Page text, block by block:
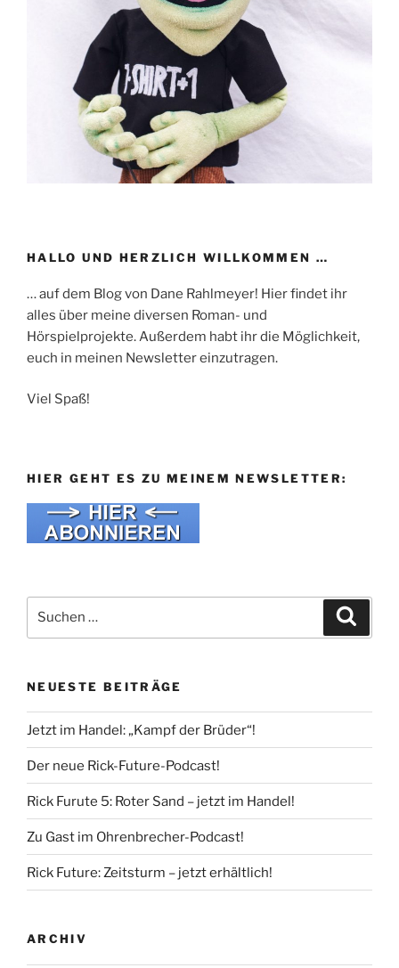
HALLO UND HERZLICH WILLKOMMEN …
… auf dem Blog von Dane Rahlmeyer! Hier findet ihr
alles über meine diversen Roman- und
Hörspielprojekte. Außerdem habt ihr die Möglichkeit,
euch in meinen Newsletter einzutragen.
Viel Spaß!
HIER GEHT ES ZU MEINEM NEWSLETTER:
nach:
NEUESTE BEITRÄGE
Jetzt im Handel: „Kampf der Brüder“!
Der neue Rick-Future-Podcast!
Rick Furute 5: Roter Sand – jetzt im Handel!
Zu Gast im Ohrenbrecher-Podcast!
Rick Future: Zeitsturm – jetzt erhältlich!
ARCHIV